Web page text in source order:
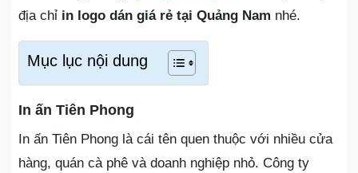
địa chỉ in logo dán giá rẻ tại Quảng Nam nhé.
Mục lục nội dung
In ấn Tiên Phong
In ấn Tiên Phong là cái tên quen thuộc với nhiều cửa
hàng, quán cà phê và doanh nghiệp nhỏ. Công ty